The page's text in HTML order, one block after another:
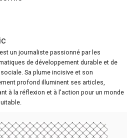
un journaliste passionné par les
de développement durable et de
Sa plume incisive et son
profond illuminent ses articles,
à la réflexion et à l'action pour un monde